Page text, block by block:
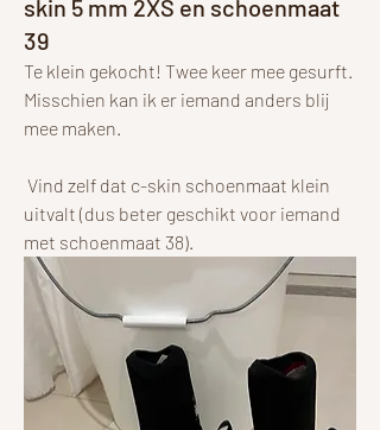
skin 5 mm 2XS en schoenmaat
39
Te klein gekocht! Twee keer mee gesurft.
Misschien kan ik er iemand anders blij
mee maken.
uitvalt (dus beter geschikt voor iemand
met schoenmaat 38).